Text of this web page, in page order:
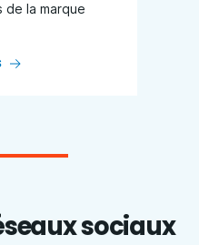
de la marque
sociaux